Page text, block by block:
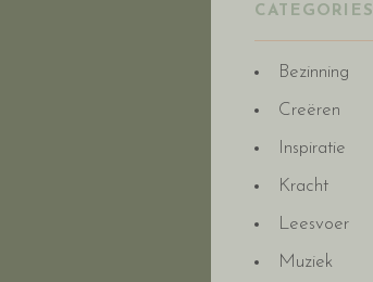
CATEGORIES
Bezinning
Creëren
Inspiratie
Kracht
Leesvoer
Muziek